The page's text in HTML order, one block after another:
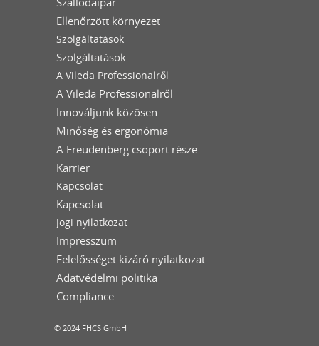
Ellenőrzött környezet
Szolgáltatások
Szolgáltatások
A Vileda Professionalről
A Vileda Professionalről
Innováljunk közösen
Minőség és ergonómia
A Freudenberg csoport része
Karrier
Kapcsolat
Kapcsolat
Jogi nyilatkozat
Impresszum
Felelősséget kizáró nyilatkozat
Adatvédelmi politika
Compliance
© 2024 FHCS GmbH